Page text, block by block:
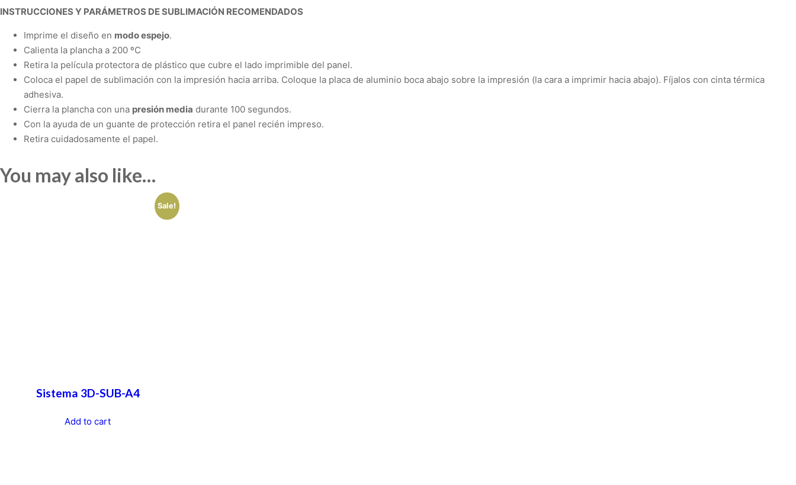
INSTRUCCIONES Y PARÁMETROS DE SUBLIMACIÓN RECOMENDADOS
Imprime el diseño en modo espejo.
Calienta la plancha a 200 ºC
Retira la película protectora de plástico que cubre el lado imprimible del panel.
Coloca el papel de sublimación con la impresión hacia arriba. Coloque la placa de aluminio boca abajo sobre la impresión (la cara a imprimir hacia abajo). Fíjalos con cinta térmica
adhesiva.
Cierra la plancha con una presión media durante 100 segundos.
Con la ayuda de un guante de protección retira el panel recién impreso.
Retira cuidadosamente el papel.
You may also like…
Sale!
Sistema 3D-SUB-A4
Add to cart